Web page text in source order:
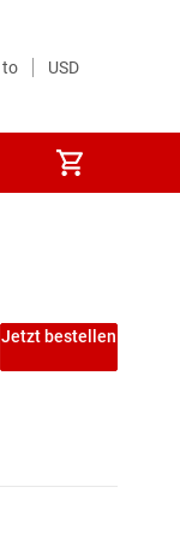
Jetzt bestellen